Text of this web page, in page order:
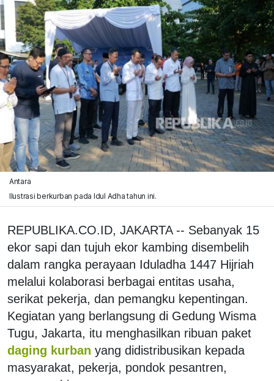
Antara
Ilustrasi berkurban pada Idul Adha tahun ini.
REPUBLIKA.CO.ID, JAKARTA -- Sebanyak 15
ekor sapi dan tujuh ekor kambing disembelih
dalam rangka perayaan Iduladha 1447 Hijriah
melalui kolaborasi berbagai entitas usaha,
serikat pekerja, dan pemangku kepentingan.
Kegiatan yang berlangsung di Gedung Wisma
Tugu, Jakarta, itu menghasilkan ribuan paket
daging kurban yang didistribusikan kepada
masyarakat, pekerja, pondok pesantren,